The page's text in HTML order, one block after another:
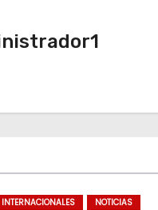
INTERNACIONALES NOTICIAS